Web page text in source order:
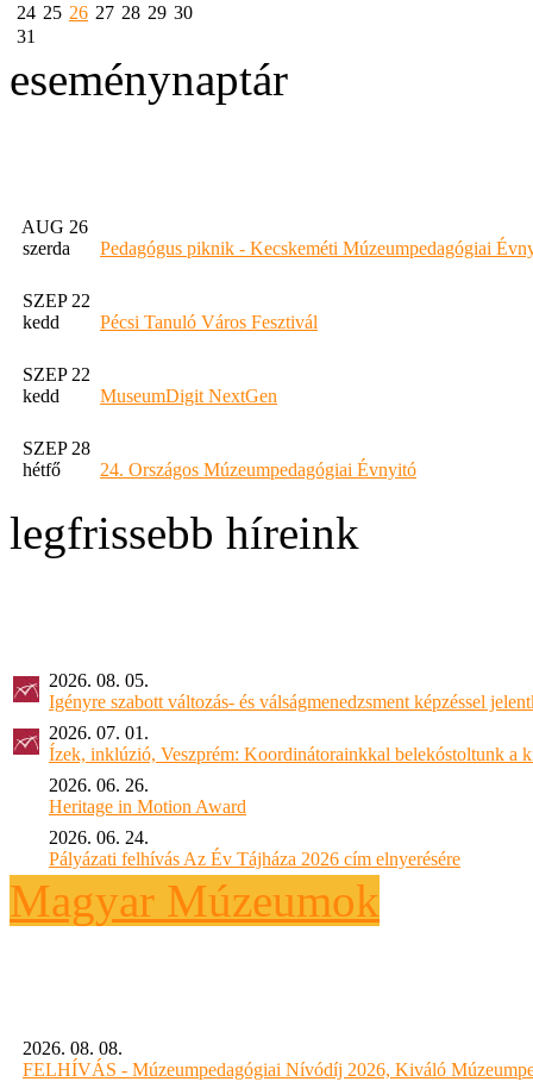
24 25 26 27 28 29 30
31
eseménynaptár
AUG 26
szerda
Pedagógus piknik - Kecskeméti Múzeumpedagógiai
SZEP 22
kedd
Pécsi Tanuló Város Fesztivál
SZEP 22
kedd
MuseumDigit NextGen
SZEP 28
hétfő
24. Országos Múzeumpedagógiai Évnyitó
legfrissebb híreink
2026. 08. 05.
Igényre szabott változás- és válságmenedzsment képzéssel
2026. 07. 01.
Ízek, inklúzió, Veszprém: Koordinátorainkkal belekóstoltunk a
2026. 06. 26.
Heritage in Motion Award
2026. 06. 24.
Pályázati felhívás Az Év Tájháza 2026 cím elnyerésére
Magyar Múzeumok
2026. 08. 08.
FELHÍVÁS - Múzeumpedagógiai Nívódíj 2026, Kiváló